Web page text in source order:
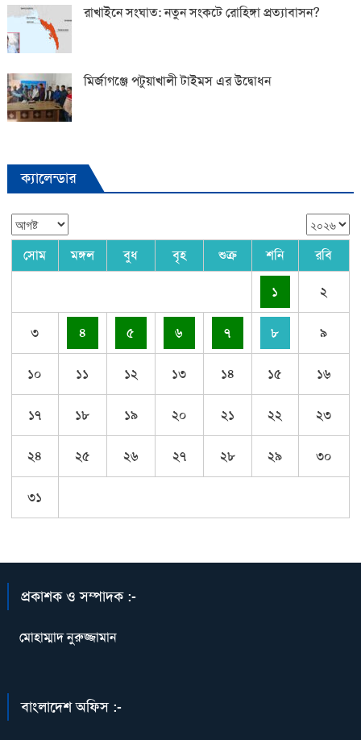
রাখাইনে সংঘাত: নতুন সংকটে রোহিঙ্গা প্রত্যাবাসন?
মির্জাগঞ্জে পটুয়াখালী টাইমস এর উদ্বোধন
ক্যালেন্ডার
সোম মঙ্গল বুধ বৃহ শুক্র শনি রবি
১ ২
৩ ৪ ৫ ৬ ৭ ৮ ৯
১০ ১১ ১২ ১৩ ১৪ ১৫ ১৬
১৭ ১৮ ১৯ ২০ ২১ ২২ ২৩
২৪ ২৫ ২৬ ২৭ ২৮ ২৯ ৩০
৩১
প্রকাশক ও সম্পাদক :-
মোহাম্মাদ নুরুজ্জামান
বাংলাদেশ অফিস :-